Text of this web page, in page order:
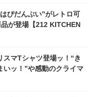
ぴだんぶい”がレトロ可
が登場【212 KITCHEN
スマTシャツ登場ッ！“き
いッ！”や感動のクライマ